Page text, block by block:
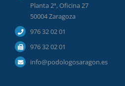
Planta 2ª, Oficina 27
50004 Zaragoza
976 32 02 01
976 32 02 01
info@podologosaragon.es